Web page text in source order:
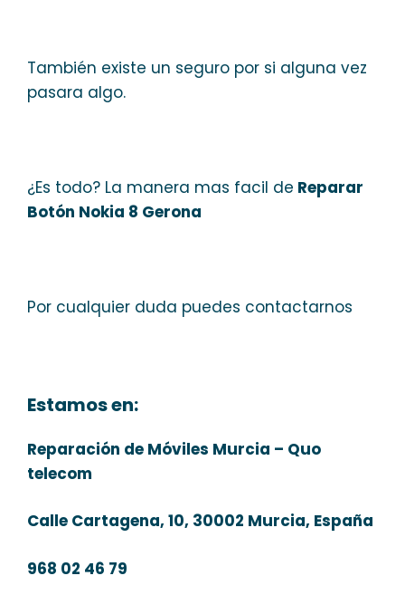
También existe un seguro por si alguna vez
pasara algo.
¿Es todo? La manera mas facil de Reparar
Botón Nokia 8 Gerona
Por cualquier duda puedes contactarnos
Estamos en:
Reparación de Móviles Murcia – Quo
telecom
Calle Cartagena, 10, 30002 Murcia, España
968 02 46 79